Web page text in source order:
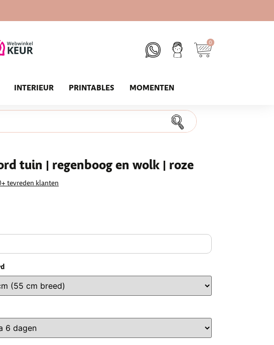
0
INTERIEUR PRINTABLES MOMENTEN
tuin | regenboog en wolk | roze
tevreden klanten